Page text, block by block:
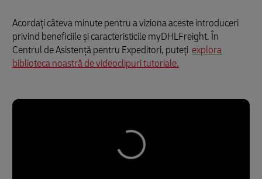
Acordați câteva minute pentru a viziona aceste introduceri
privind beneficiile și caracteristicile myDHLFreight. În
Centrul de Asistență pentru Expeditori, puteți explora
biblioteca noastră de videoclipuri tutoriale.